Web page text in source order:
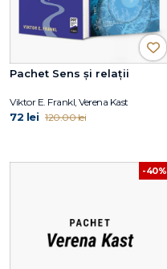
Pachet Sens și relații
Viktor E. Frankl, Verena Kast
72 lei 120.00 lei
-40%